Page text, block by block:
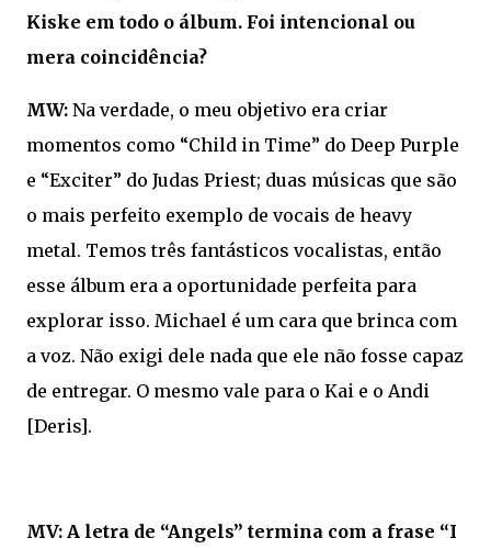
Kiske em todo o álbum. Foi intencional ou
mera coincidência?
MW: Na verdade, o meu objetivo era criar
momentos como “Child in Time” do Deep Purple
e “Exciter” do Judas Priest; duas músicas que são
o mais perfeito exemplo de vocais de heavy
metal. Temos três fantásticos vocalistas, então
esse álbum era a oportunidade perfeita para
explorar isso. Michael é um cara que brinca com
a voz. Não exigi dele nada que ele não fosse capaz
de entregar. O mesmo vale para o Kai e o Andi
[Deris].
MV: A letra de “Angels” termina com a frase “I